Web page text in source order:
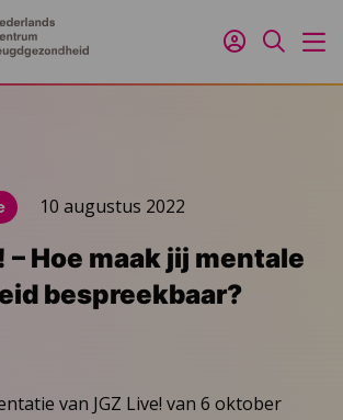
Inloggen
Zoeken
10 augustus 2022
– Hoe maak jij mentale
bespreekbaar?
van JGZ Live! van 6 oktober